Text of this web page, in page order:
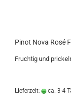
Pinot Nova Rosé
Fruchtig und
Lieferzeit: ca. 3-4